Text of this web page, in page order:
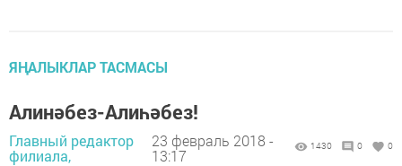
ЯҢАЛЫКЛАР ТАСМАСЫ
Алинәбез-Алиһәбез!
Главный редактор
филиала,
23 февраль 2018 -
13:17
1430 0 0